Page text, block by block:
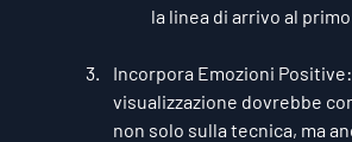
la linea di arrivo al
Incorpora Emozioni Positive
visualizzazione dovrebbe
non solo sulla tecnica, ma